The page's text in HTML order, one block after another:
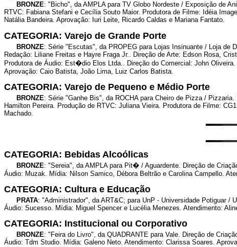
BRONZE: "Bicho", da AMPLA para TV Globo Nordeste / Exposição de
RTVC: Fabiana Stefani e Cecília Souto Maior. Produtora de Filme: Idéia
Natália Bandeira. Aprovação: Iuri Leite, Ricardo Caldas e Mariana Fantato.
CATEGORIA: Varejo de Grande Porte
BRONZE: Série "Escutas", da PROPEG para Lojas Insinuante / Loja de
Redação: Liliane Freitas e Hayre Fraga Jr.. Direção de Arte: Edson Rosa,
Produtora de Áudio: Est�dio Elos Ltda.. Direção do Comercial: John
Aprovação: Caio Batista, João Lima, Luiz Carlos Batista.
CATEGORIA: Varejo de Pequeno e Médio Porte
BRONZE: Série "Ganhe Bis", da ROCHA para Cheiro de Pizza /
Hamilton Pereira. Produção de RTVC: Juliana Vieira. Produtora de Filme:
Machado.
CATEGORIA: Bebidas Alcoólicas
BRONZE: "Sereia", da AMPLA para Pit� / Aguardente. Direção de
Áudio: Muzak. Mídia: Nilson Samico, Débora Beltrão e Carolina Campello.
CATEGORIA: Cultura e Educação
PRATA: "Administrador", da ART&C; para UnP - Universidade Potiguar /
Áudio: Sucesso. Mídia: Miguel Spencer e Lucélia Menezes. Atendimento:
CATEGORIA: Institucional ou Corporativo
BRONZE: "Feira do Livro", da QUADRANTE para Vale. Direção de
Áudio: Tdm Studio. Mídia: Galeno Neto. Atendimento: Clarissa Soares.